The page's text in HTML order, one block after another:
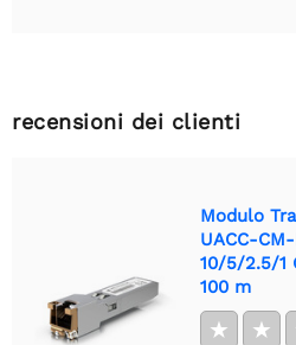
recensioni dei clienti
Modulo
UACC-
10/5/2.5/1
100 m
★ ★